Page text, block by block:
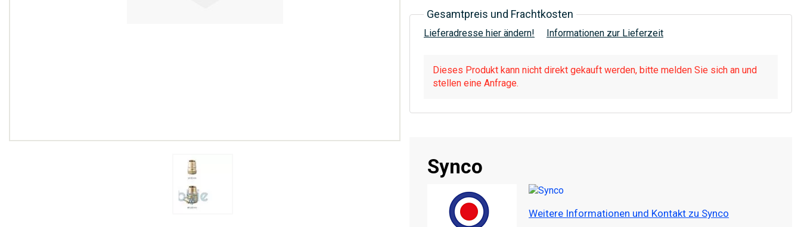
Gesamtpreis und Frachtkosten
Lieferadresse hier ändern! Informationen zur Lieferzeit
Dieses Produkt kann nicht direkt gekauft werden, bitte melden Sie sich an und
stellen eine Anfrage.
Synco
Weitere Informationen und Kontakt zu Synco